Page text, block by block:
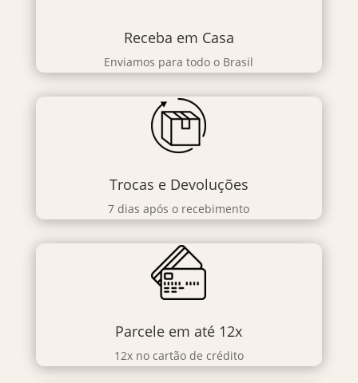
Receba em Casa
Enviamos para todo o Brasil
Trocas e Devoluções
7 dias após o recebimento
Parcele em até 12x
12x no cartão de crédito